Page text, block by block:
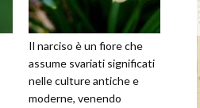
Il narciso è un fiore che
assume svariati significati
nelle culture antiche e
moderne, venendo